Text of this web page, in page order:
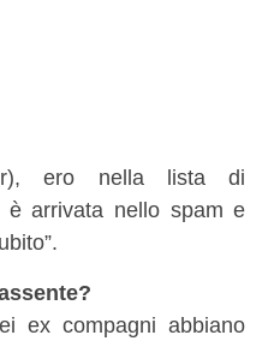
ero nella lista di
è arrivata nello spam e
ex compagni abbiano